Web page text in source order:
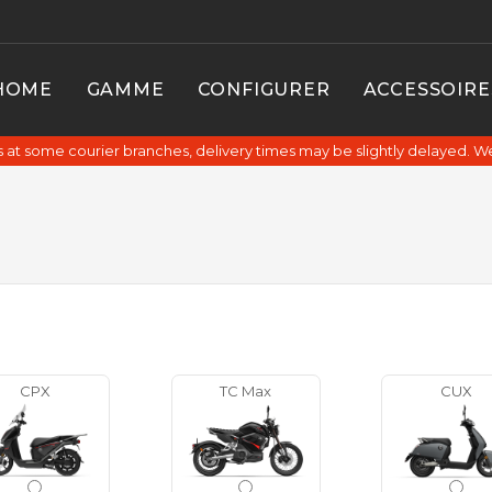
GAMME CONFIGURER
at some courier branches, delivery times may be slightly delayed.
CPX TC Max CUX